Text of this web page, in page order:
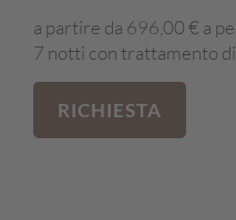
a partire da 696,00 € a
7 notti con trattamento
RICHIESTA